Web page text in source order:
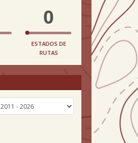
0
ESTADOS DE
RUTAS